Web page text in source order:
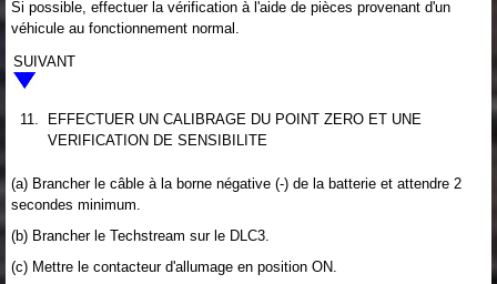
Si possible, effectuer la vérification à l'aide de pièces provenant d'un
véhicule au fonctionnement normal.
SUIVANT
11.
EFFECTUER UN CALIBRAGE DU POINT ZERO ET UNE
VERIFICATION DE SENSIBILITE
(a) Brancher le câble à la borne négative (-) de la batterie et attendre 2
secondes minimum.
(b) Brancher le Techstream sur le DLC3.
(c) Mettre le contacteur d'allumage en position ON.